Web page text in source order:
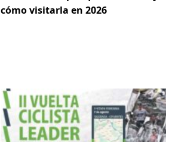
cómo visitarla en 2026